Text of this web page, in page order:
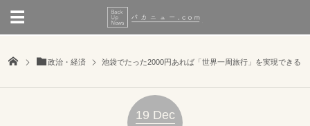
政治・経済 池袋でたった2000円あれば「世界一周旅行」を実現できる
19 Dec